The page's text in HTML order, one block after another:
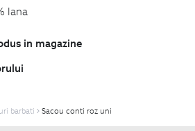
lana
in magazine
barbati Sacou conti roz uni